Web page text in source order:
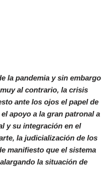
la pandemia y sin embargo
al contrario, la crisis
ante los ojos el papel de
apoyo a la gran patronal a
y su integración en el
la judicialización de los
manifiesto que el sistema
la situación de